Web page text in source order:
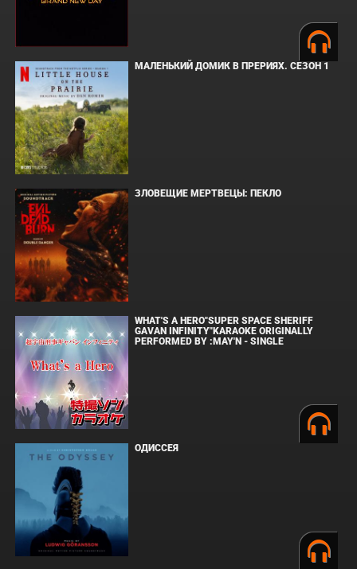
МАЛЕНЬКИЙ ДОМИК В ПРЕРИЯХ. СЕЗОН 1
ЗЛОВЕЩИЕ МЕРТВЕЦЫ: ПЕКЛО
WHAT'S A HERO"SUPER SPACE SHERIFF
GAVAN INFINITY"KARAOKE ORIGINALLY
PERFORMED BY :MAY'N - SINGLE
ОДИССЕЯ